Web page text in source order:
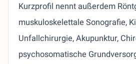
Kurzprofil nennt außerdem
muskuloskelettale Sonografie,
Unfallchirurgie, Akupunktur,
psychosomatische